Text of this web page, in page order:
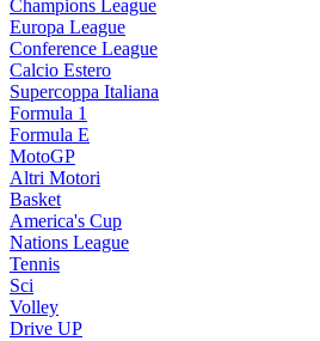
Champions League
Europa League
Conference League
Calcio Estero
Supercoppa Italiana
Formula 1
Formula E
MotoGP
Altri Motori
Basket
America's Cup
Nations League
Tennis
Sci
Volley
Drive UP